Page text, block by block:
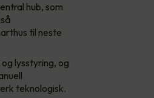
hub, som
til neste
lysstyring, og
teknologisk.